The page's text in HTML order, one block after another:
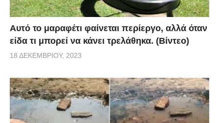
Αυτό το μαραφέτι φαίνεται περίεργο, αλλά όταν
είδα τι μπορεί να κάνει τρελάθηκα. (Βίντεο)
18 ΔΕΚΕΜΒΡΊΟΥ, 2023